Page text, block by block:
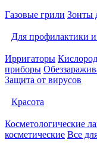
Газовые грили Зонты
Для профилактики
Ирригаторы Кислород
приборы
Защита от вирусов
Красота
Косметологические
косметические Все